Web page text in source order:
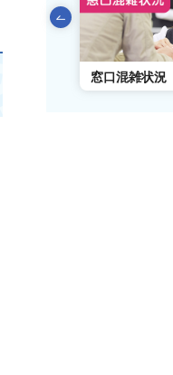
前の
窓口混雑状況